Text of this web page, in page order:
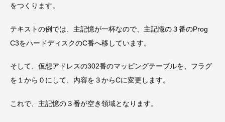
をつくります。
テキストの例では、主記憶が一杯なので、主記憶の３番のProg
C3をハードディスクのC番へ移しています。
そして、仮想アドレスの302番のマッピングテーブルを、フラグ
を１から０にして、内容を３からCに変更します。
これで、主記憶の３番が空き領域となります。